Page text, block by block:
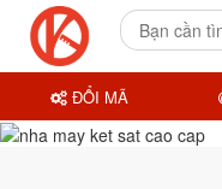
ĐỔI MÃ